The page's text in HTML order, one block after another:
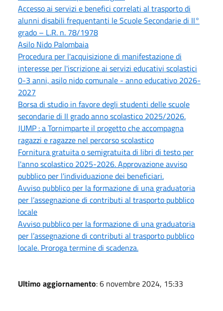
Accesso ai servizi e benefici correlati al trasporto di
alunni disabili frequentanti le Scuole Secondarie di II°
grado – L.R. n. 78/1978
Asilo Nido Palombaia
Procedura per l'acquisizione di manifestazione di
interesse per l'iscrizione ai servizi educativi scolastici
0-3 anni, asilo nido comunale - anno educativo 2026-
2027
Borsa di studio in favore degli studenti delle scuole
secondarie di II grado anno scolastico 2025/2026.
JUMP : a Tornimparte il progetto che accompagna
ragazzi e ragazze nel percorso scolastico
Fornitura gratuita o semigratuita di libri di testo per
l'anno scolastico 2025-2026. Approvazione avviso
pubblico per l'individuazione dei beneficiari.
Avviso pubblico per la formazione di una graduatoria
per l’assegnazione di contributi al trasporto pubblico
locale
Avviso pubblico per la formazione di una graduatoria
per l’assegnazione di contributi al trasporto pubblico
locale. Proroga termine di scadenza.
Ultimo aggiornamento: 6 novembre 2024, 15:33